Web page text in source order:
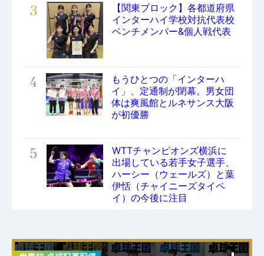
3
【関東ブロック】各都道府県
インターハイ学校対抗代表校
ベンチメンバー&個人戦代表
4
もうひとつの「インターハ
イ」、定通制が閉幕。男女団
体は爽風館とルネサンス大阪
が初優勝
5
WTTチャンピオンズ横浜に
出場している若手女子選手、
ハーシー（ウェールズ）と葉
伊恬（チャイニーズタイペ
イ）の今後に注目